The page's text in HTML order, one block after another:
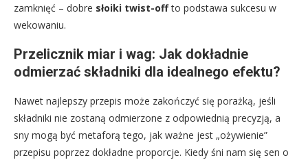
zamknięć – dobre słoiki twist-offto podstawa sukcesu w
wekowaniu.
Przelicznik miar i wag: Jak dokładnie
odmierzać składniki dla idealnego efektu?
Nawet najlepszy przepis może zakończyć się porażką, jeśli
składniki nie zostaną odmierzone z odpowiednią precyzją, a
sny mogą być metaforą tego, jak ważne jest „ożywienie”
przepisu poprzez dokładne proporcje. Kiedy śni nam się sen o